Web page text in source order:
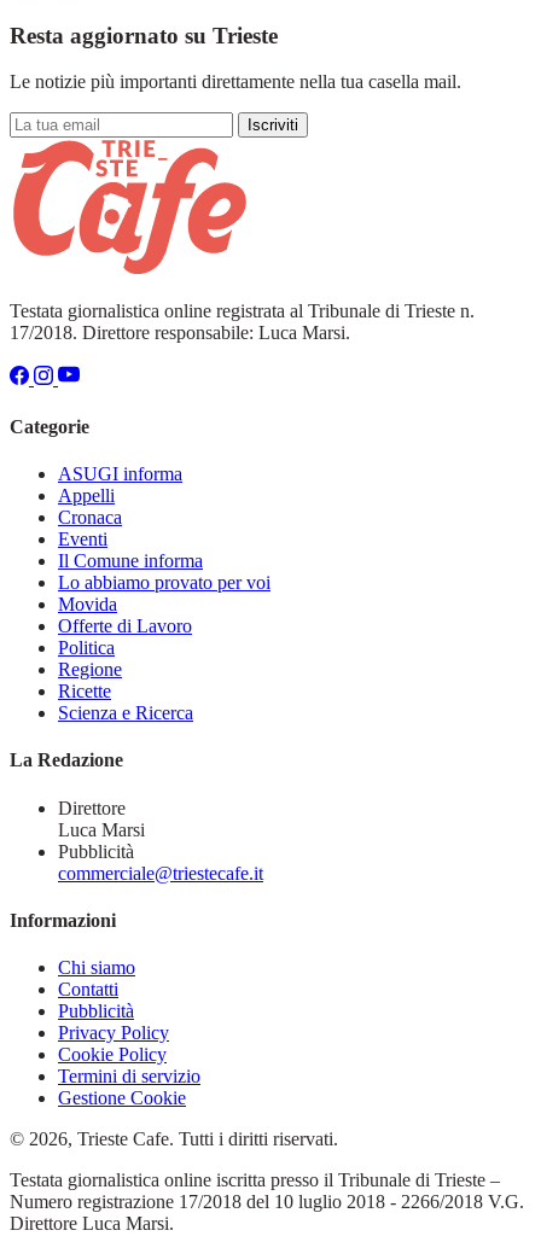
Resta aggiornato su Trieste
Le notizie più importanti direttamente nella tua casella mail.
Iscriviti
Testata giornalistica online registrata al Tribunale di Trieste n.
17/2018. Direttore responsabile: Luca Marsi.
Categorie
ASUGI informa
Appelli
Cronaca
Eventi
Il Comune informa
Lo abbiamo provato per voi
Movida
Offerte di Lavoro
Politica
Regione
Ricette
Scienza e Ricerca
La Redazione
Direttore
Luca Marsi
Pubblicità
commerciale@triestecafe.it
Informazioni
Chi siamo
Contatti
Pubblicità
Privacy Policy
Cookie Policy
Termini di servizio
Gestione Cookie
© 2026, Trieste Cafe. Tutti i diritti riservati.
Testata giornalistica online iscritta presso il Tribunale di Trieste –
Numero registrazione 17/2018 del 10 luglio 2018 - 2266/2018 V.G.
Direttore Luca Marsi.